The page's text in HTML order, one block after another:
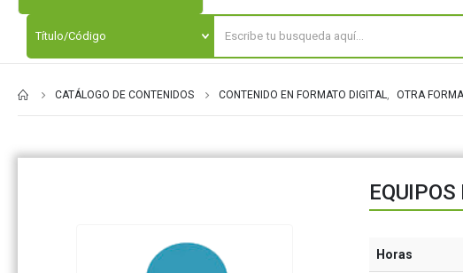
CATÁLOGO DE CONTENIDOS CONTENIDO EN FORMATO DIGITAL, OTRA
Horas